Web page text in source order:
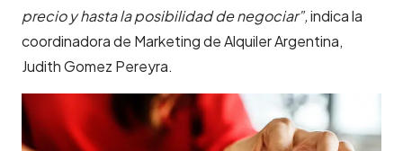
precio y hasta la posibilidad de negociar”,indica la
coordinadora de Marketing de Alquiler Argentina,
Judith Gomez Pereyra.